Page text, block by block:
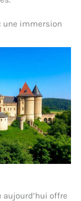
une immersion
offre